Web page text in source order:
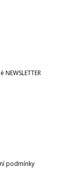
NEWSLETTER
podmínky